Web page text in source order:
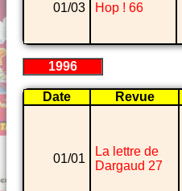
01/03 Hop ! 66
1996
Date Revue
01/01
La lettre de
Dargaud 27